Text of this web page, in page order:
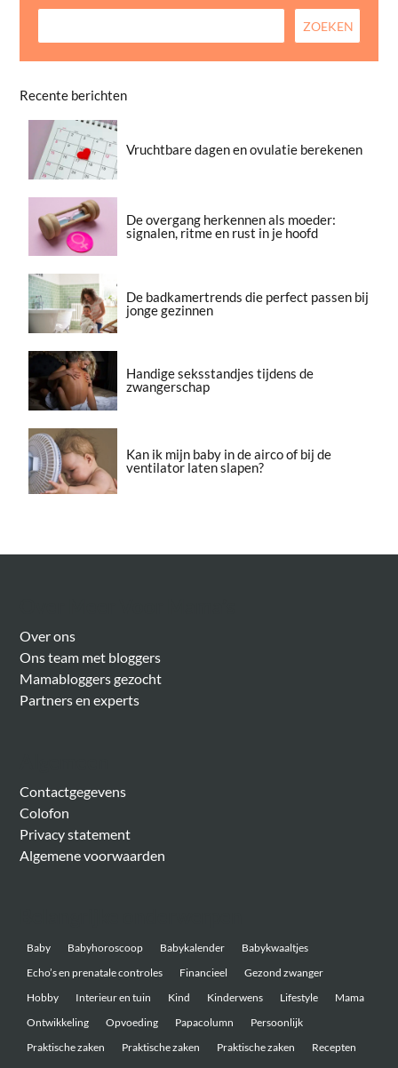
Recente berichten
Vruchtbare dagen en ovulatie berekenen
De overgang herkennen als moeder:
signalen, ritme en rust in je hoofd
De badkamertrends die perfect passen bij
jonge gezinnen
Handige seksstandjes tijdens de
zwangerschap
Kan ik mijn baby in de airco of bij de
ventilator laten slapen?
Over ons
Ons team met bloggers
Mamabloggers gezocht
Partners en experts
Contactgegevens
Colofon
Privacy statement
Algemene voorwaarden
Baby Babyhoroscoop Babykalender
Babykwaaltjes
Echo’s en prenatale controles
Financieel
Gezond zwanger
Hobby
Interieur en tuin Kind Kinderwens Lifestyle
Mama
Ontwikkeling
Opvoeding Papacolumn
Persoonlijk
Praktische zaken
Praktische zaken Praktische zaken
Recepten